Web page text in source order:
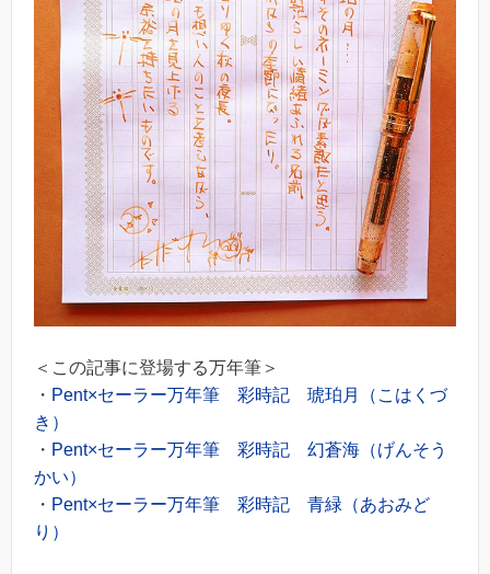
＜この記事に登場する万年筆＞
・ Pent×セーラー万年筆 彩時記 琥珀月（こはくづ
き）
・ Pent×セーラー万年筆 彩時記 幻蒼海（げんそう
かい）
・ Pent×セーラー万年筆 彩時記 青緑（あおみど
り）